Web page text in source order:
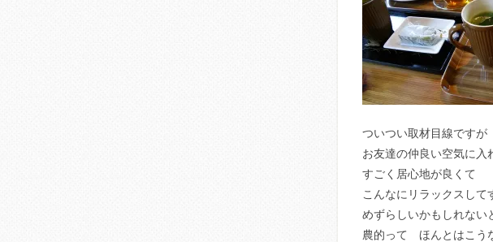
ついつい取材目線ですが
お友達の仲良い空気に入
すごく居心地が良くて
こんなにリラックスして
めずらしいかもしれない
農的って ほんとはこう